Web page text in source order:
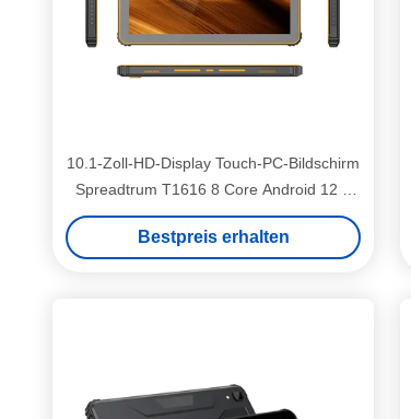
10.1-Zoll-HD-Display Touch-PC-Bildschirm
Spreadtrum T1616 8 Core Android 12 8
GB RAM
Bestpreis erhalten